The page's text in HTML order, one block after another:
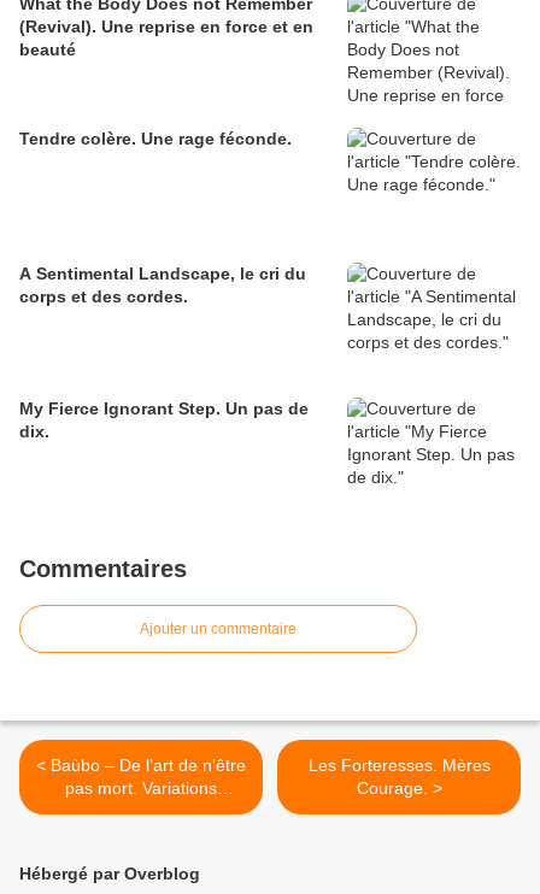
(Revival). Une reprise en force et en
beauté
Tendre colère. Une rage féconde.
A Sentimental Landscape, le cri du
corps et des cordes.
My Fierce Ignorant Step. Un pas de
dix.
Commentaires
Ajouter un commentaire
< Baùbo – De l’art de n’être
pas mort. Variations
oniriques et baroques sur le
Les Forteresses. Mères
Courage. >
Hébergé par Overblog